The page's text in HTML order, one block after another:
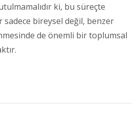
ki, bu süreçte
sadece bireysel değil, benzer
de önemli bir toplumsal